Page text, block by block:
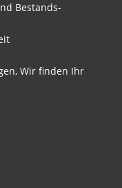
Bestands-
Wir finden Ihr